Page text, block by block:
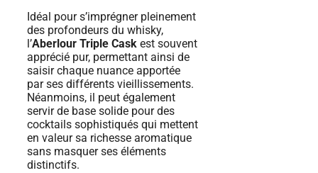
Idéal pour s’imprégner pleinement
des profondeurs du whisky,
l’Aberlour Triple Cask est souvent
apprécié pur, permettant ainsi de
saisir chaque nuance apportée
par ses différents vieillissements.
Néanmoins, il peut également
servir de base solide pour des
cocktails sophistiqués qui mettent
en valeur sa richesse aromatique
sans masquer ses éléments
distinctifs.